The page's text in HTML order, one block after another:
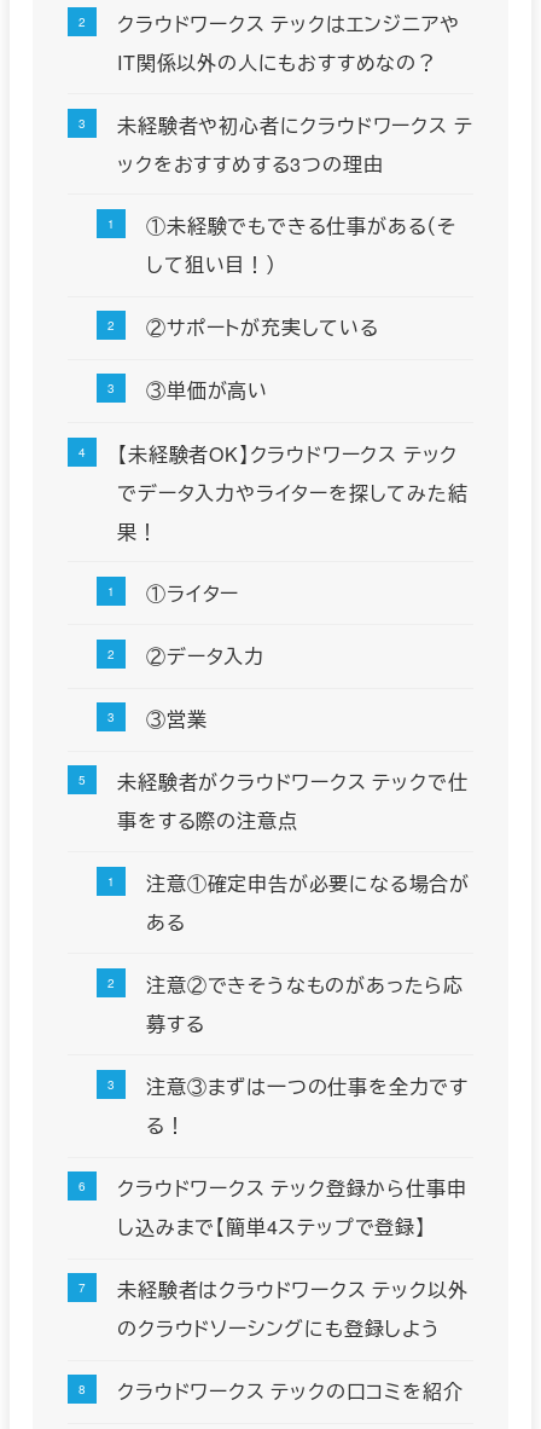
クラウドワークス テックはエンジニアや
IT関係以外の人にもおすすめなの？
未経験者や初心者にクラウドワークス テ
ックをおすすめする3つの理由
①未経験でもできる仕事がある（そ
して狙い目！）
②サポートが充実している
③単価が高い
【未経験者OK】クラウドワークス テック
でデータ入力やライターを探してみた結
果！
①ライター
②データ入力
③営業
未経験者がクラウドワークス テックで仕
事をする際の注意点
注意①確定申告が必要になる場合が
ある
注意②できそうなものがあったら応
募する
注意③まずは一つの仕事を全力です
る！
クラウドワークス テック登録から仕事申
し込みまで【簡単4ステップで登録】
未経験者はクラウドワークス テック以外
のクラウドソーシングにも登録しよう
クラウドワークス テックの口コミを紹介